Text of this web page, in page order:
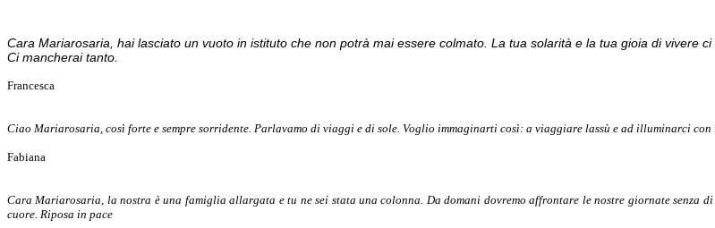
Cara Mariarosaria, hai lasciato un vuoto in istituto che non potrà mai essere colmato. La tua solarità e la tua gioia di vivere
Ci mancherai tanto.
Francesca
Ciao Mariarosaria, così forte e sempre sorridente. Parlavamo di viaggi e di sole. Voglio immaginarti così: a viaggiare lassù e ad illuminarci con
Fabiana
Cara Mariarosaria, la nostra è una famiglia allargata e tu ne sei stata una colonna. Da domani dovremo affrontare le nostre giornate senza
cuore. Riposa in pace